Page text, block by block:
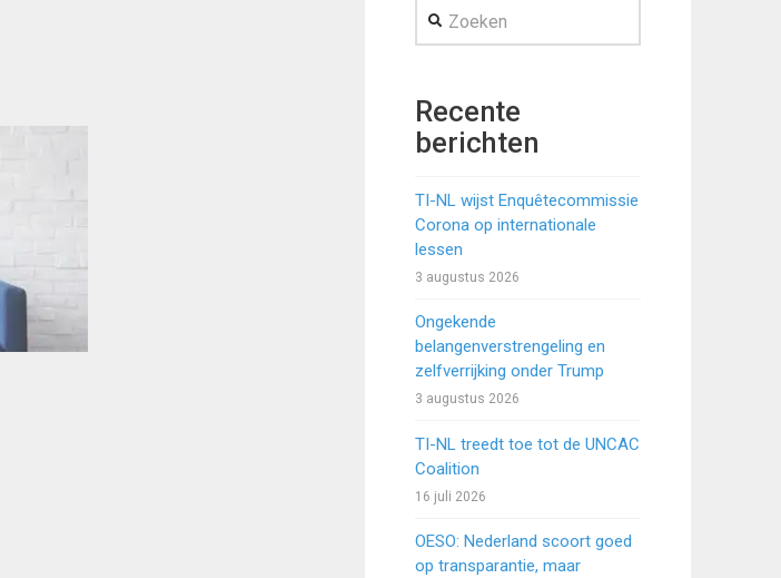
Zoeken
Recente
berichten
TI-NL wijst Enquêtecommissie
Corona op internationale
lessen
3 augustus 2026
Ongekende
belangenverstrengeling en
zelfverrijking onder Trump
3 augustus 2026
TI-NL treedt toe tot de UNCAC
Coalition
16 juli 2026
OESO: Nederland scoort goed
op transparantie, maar